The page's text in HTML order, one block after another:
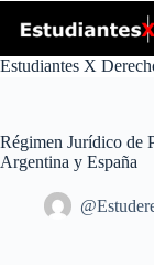
Estudiantes X
Régimen Jurídico de
Argentina y España